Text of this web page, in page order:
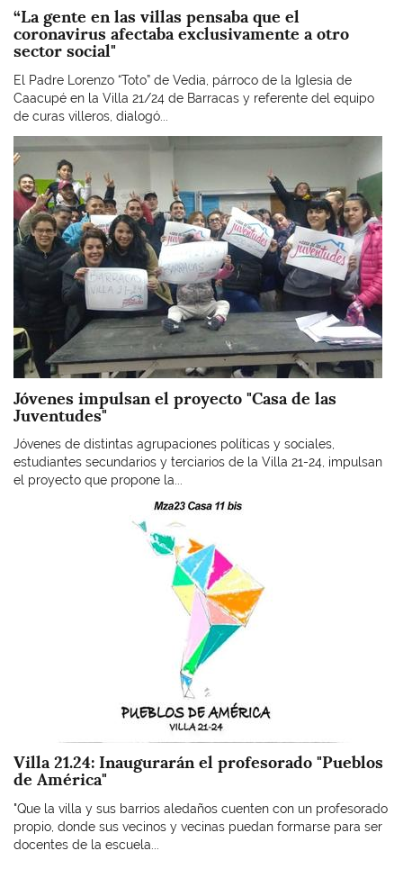
“La gente en las villas pensaba que el
coronavirus afectaba exclusivamente a otro
sector social"
El Padre Lorenzo “Toto” de Vedia, párroco de la Iglesia de
Caacupé en la Villa 21/24 de Barracas y referente del equipo
de curas villeros, dialogó...
Imagen
Jóvenes impulsan el proyecto "Casa de las
Juventudes"
Jóvenes de distintas agrupaciones políticas y sociales,
estudiantes secundarios y terciarios de la Villa 21-24, impulsan
el proyecto que propone la...
Villa 21.24: Inaugurarán el profesorado "Pueblos
de América"
"Que la villa y sus barrios aledaños cuenten con un profesorado
propio, donde sus vecinos y vecinas puedan formarse para ser
docentes de la escuela...